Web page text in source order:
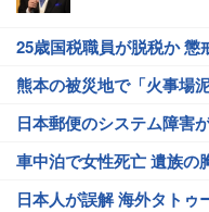
25歳国税職員が脱税か 懲
熊本の被災地で「火事場
日本郵便のシステム障害
車中泊で女性死亡 遺族の
日本人が誤解 海外タトゥ